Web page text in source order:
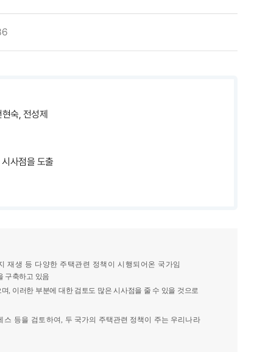
현숙, 전성제
사점을 도출
재생 등 다양한 주택관련 정책이 시행되어온 국가임
구축하고 있음
며, 이러한 부분에 대한 검토도 많은 시사점을 줄 수 있을 것으로
스 등을 검토하여, 두 국가의 주택관련 정책이 주는 우리나라